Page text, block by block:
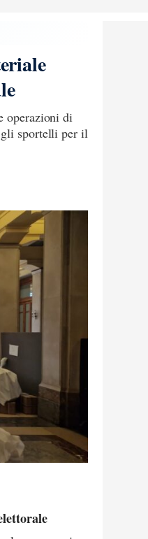
operazioni di
sportelli per il